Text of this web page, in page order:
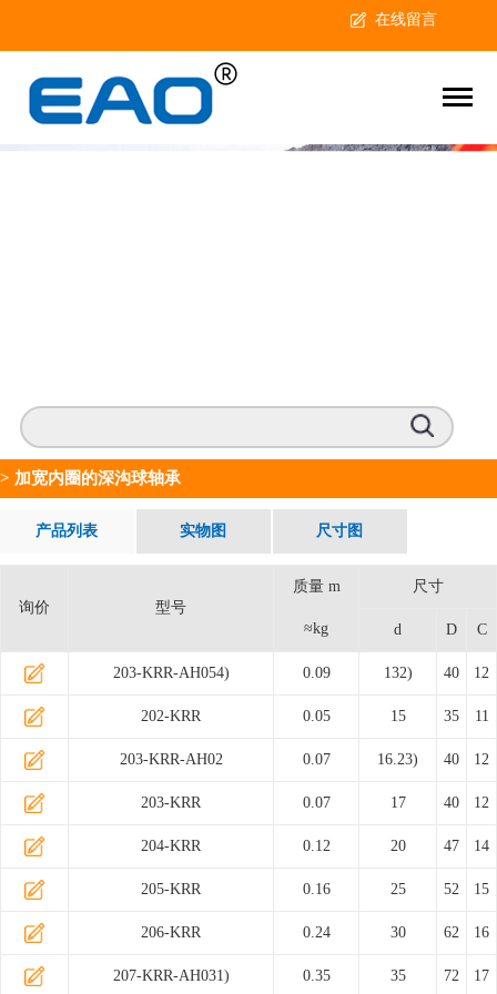
在线留言
> 加宽内圈的深沟球轴承
产品列表 实物图 尺寸图
询价 型号
质量 m
≈kg
尺寸
d D C
203-KRR-AH054) 0.09 132) 40 12
202-KRR 0.05 15 35 11
203-KRR-AH02 0.07 16.23) 40 12
203-KRR 0.07 17 40 12
204-KRR 0.12 20 47 14
205-KRR 0.16 25 52 15
206-KRR 0.24 30 62 16
207-KRR-AH031) 0.35 35 72 17